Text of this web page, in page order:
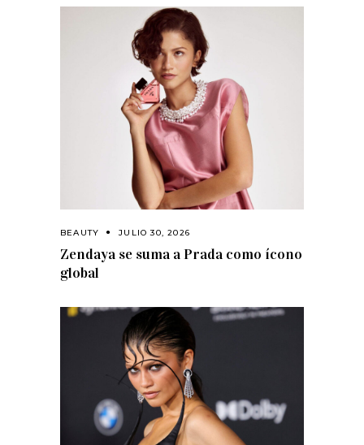
BEAUTY JULIO 30, 2026
Zendaya se suma a Prada como ícono
global